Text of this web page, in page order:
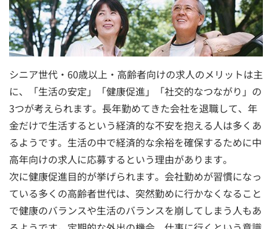
シニア世代・60歳以上・高齢者向けの求人のメリットは主
に、「生活の安定」「健康促進」「社交的なつながり」の
3つが考えられます。長年勤めてきた会社を退職して、年
金だけで生活するという経済的な不安を抱える人は多くあ
るようです。生活の中で経済的な余裕を確保するために中
高年向けの求人に応募するという理由があります。
次に健康促進目的が挙げられます。会社勤めが習慣になっ
ている多くの高齢者世代は、突然勤めに行かなくなること
で健康のバランスや生活のバランスを崩してしまう人もあ